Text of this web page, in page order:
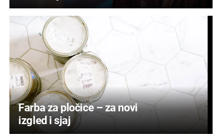
Farba za pločice – za novi
izgled i sjaj